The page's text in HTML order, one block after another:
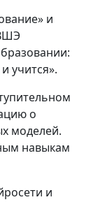
и
учится».
о
моделей.
навыкам
и